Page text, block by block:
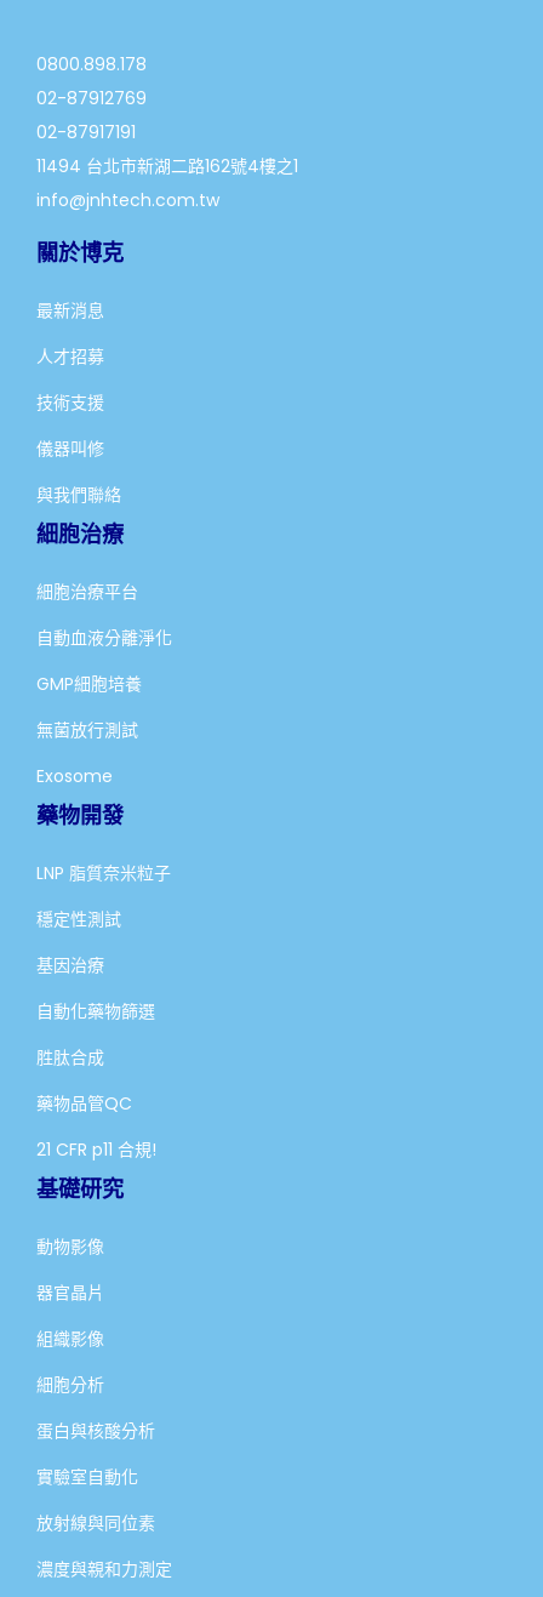
0800.898.178
02-87912769
02-87917191
11494 台北市新湖二路162號4樓之1
info@jnhtech.com.tw
關於博克
最新消息
人才招募
技術支援
儀器叫修
與我們聯絡
細胞治療
細胞治療平台
自動血液分離淨化
GMP細胞培養
無菌放行測試
Exosome
藥物開發
LNP 脂質奈米粒子
穩定性測試
基因治療
自動化藥物篩選
胜肽合成
藥物品管QC
21 CFR p11 合規!
基礎研究
動物影像
器官晶片
組織影像
細胞分析
蛋白與核酸分析
實驗室自動化
放射線與同位素
濃度與親和力測定